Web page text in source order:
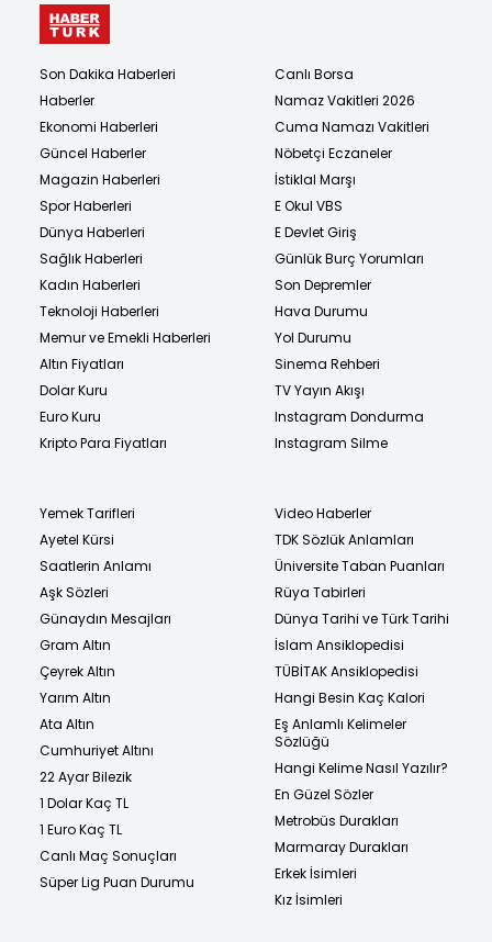
Son Dakika Haberleri
Haberler
Ekonomi Haberleri
Güncel Haberler
Magazin Haberleri
Spor Haberleri
Dünya Haberleri
Sağlık Haberleri
Kadın Haberleri
Teknoloji Haberleri
Memur ve Emekli Haberleri
Altın Fiyatları
Dolar Kuru
Euro Kuru
Kripto Para Fiyatları
Canlı Borsa
Namaz Vakitleri 2026
Cuma Namazı Vakitleri
Nöbetçi Eczaneler
İstiklal Marşı
E Okul VBS
E Devlet Giriş
Günlük Burç Yorumları
Son Depremler
Hava Durumu
Yol Durumu
Sinema Rehberi
TV Yayın Akışı
Instagram Dondurma
Instagram Silme
Yemek Tarifleri
Ayetel Kürsi
Saatlerin Anlamı
Aşk Sözleri
Günaydın Mesajları
Gram Altın
Çeyrek Altın
Yarım Altın
Ata Altın
Cumhuriyet Altını
22 Ayar Bilezik
1 Dolar Kaç TL
1 Euro Kaç TL
Canlı Maç Sonuçları
Süper Lig Puan Durumu
Video Haberler
TDK Sözlük Anlamları
Üniversite Taban Puanları
Rüya Tabirleri
Dünya Tarihi ve Türk Tarihi
İslam Ansiklopedisi
TÜBİTAK Ansiklopedisi
Hangi Besin Kaç Kalori
Eş Anlamlı Kelimeler
Sözlüğü
Hangi Kelime Nasıl Yazılır?
En Güzel Sözler
Metrobüs Durakları
Marmaray Durakları
Erkek İsimleri
Kız İsimleri